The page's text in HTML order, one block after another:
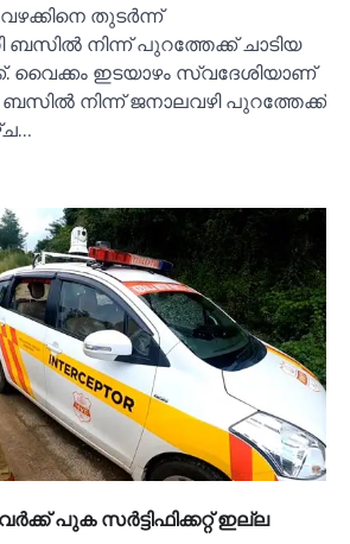
തുടര്‍ന്ന്
നിന്ന് പുറത്തേക്ക് ചാടിയ
വൈക്കം ഇടയാഴം സ്വദേശിയാണ്
ബസില്‍ നിന്ന് ജനാലവഴി പുറത്തേക്ക്
പുക സര്‍ട്ടിഫിക്കറ്റ് ഇല്ല